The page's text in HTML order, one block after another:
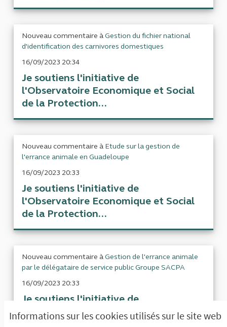
Informations sur les cookies utilisés sur le site web
Nouveau commentaire àGestion du fichier national
d'identification des carnivores domestiques
16/09/2023 20:34
Je soutiens l'initiative de
l'Observatoire Economique et Social
de la Protection...
Nouveau commentaire à Etude sur la gestion de
l'errance animale en Guadeloupe
16/09/2023 20:33
Je soutiens l'initiative de
l'Observatoire Economique et Social
de la Protection...
Nouveau commentaire àGestion de l'errance animale
par le délégataire de service public Groupe SACPA
16/09/2023 20:33
Je soutiens l'initiative de
l'Observatoire Economique et Social